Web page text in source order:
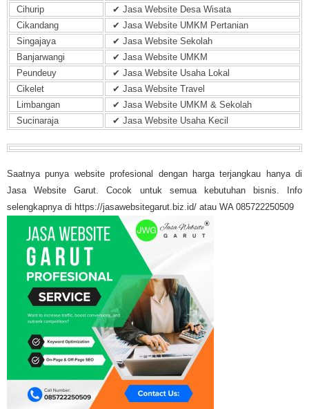
Cihurip
✔ Jasa Website Desa Wisata
Cikandang
✔ Jasa Website UMKM Pertanian
Singajaya
✔ Jasa Website Sekolah
Banjarwangi
✔ Jasa Website UMKM
Peundeuy
✔ Jasa Website Usaha Lokal
Cikelet
✔ Jasa Website Travel
Limbangan
✔ Jasa Website UMKM & Sekolah
Sucinaraja
✔ Jasa Website Usaha Kecil
Saatnya punya website profesional dengan harga terjangkau hanya di
Jasa Website Garut. Cocok untuk semua kebutuhan bisnis. Info
selengkapnya di https://jasawebsitegarut.biz.id/ atau WA 085722250509